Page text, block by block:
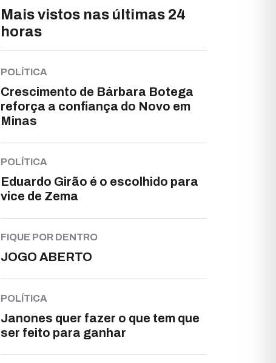
Mais vistos nas últimas 24
horas
POLÍTICA
Crescimento de Bárbara Botega
reforça a confiança do Novo em
Minas
POLÍTICA
Eduardo Girão é o escolhido para
vice de Zema
FIQUE POR DENTRO
JOGO ABERTO
POLÍTICA
Janones quer fazer o que tem que
ser feito para ganhar